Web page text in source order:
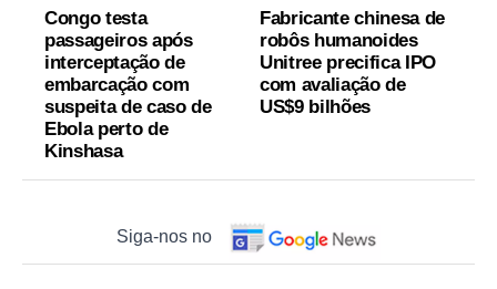
Congo testa
passageiros após
interceptação de
embarcação com
suspeita de caso de
Ebola perto de
Kinshasa
Fabricante chinesa de
robôs humanoides
Unitree precifica IPO
com avaliação de
US$9 bilhões
Siga-nos no